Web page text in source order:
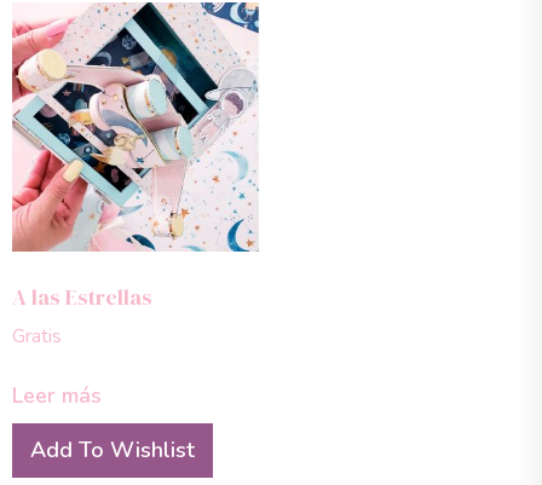
A las Estrellas
Gratis
Leer más
Add To Wishlist